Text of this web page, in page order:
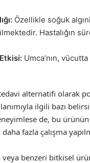
Özellikle soğuk
Hastalığın
Umca’nın,
alternatifi olarak
ilgili bazı
de, bu
fazla çalışma
veya benzeri bitkisel